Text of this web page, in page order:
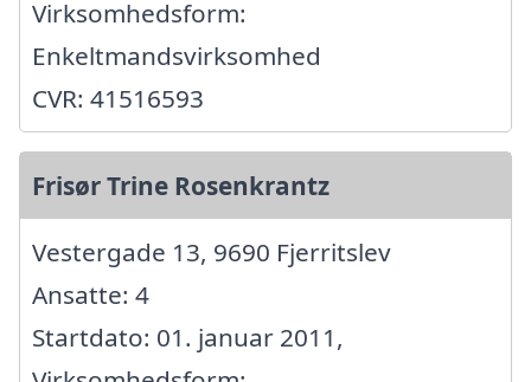
Virksomhedsform:
Enkeltmandsvirksomhed
CVR: 41516593
Frisør Trine Rosenkrantz
Vestergade 13, 9690 Fjerritslev
Ansatte: 4
Startdato: 01. januar 2011,